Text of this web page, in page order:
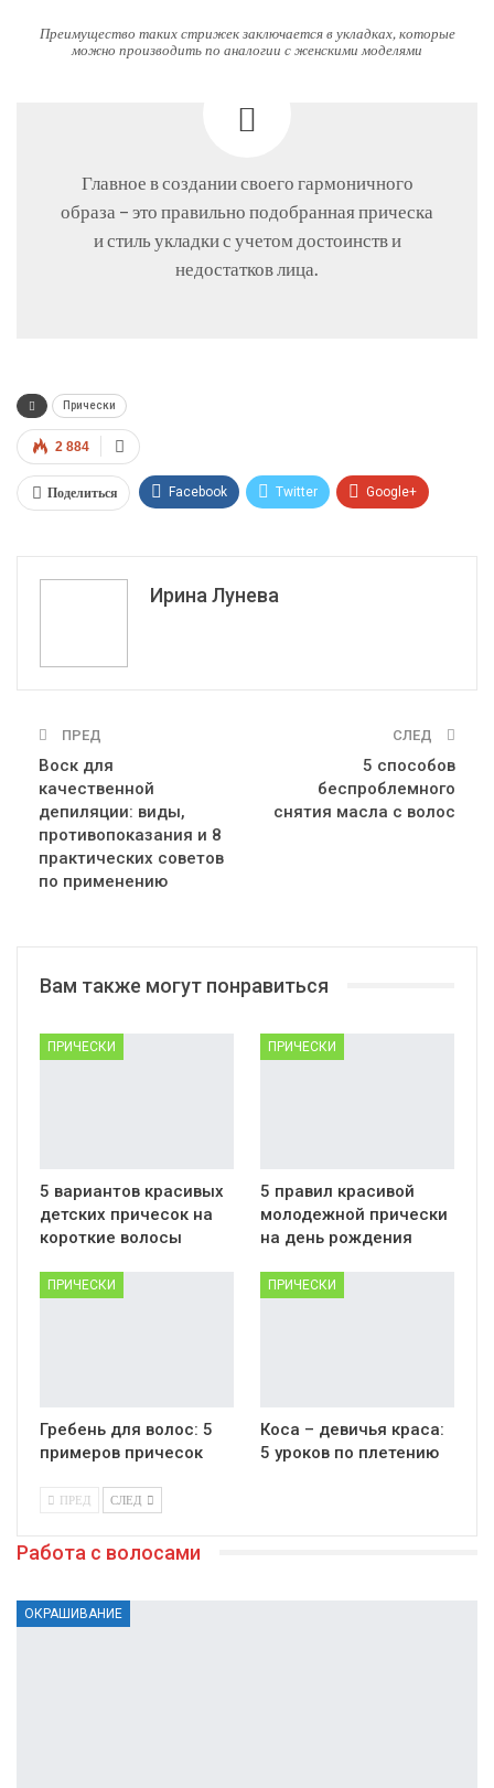
Преимущество таких стрижек заключается в укладках, которые
можно производить по аналогии с женскими моделями
Главное в создании своего гармоничного
образа – это правильно подобранная прическа
и стиль укладки с учетом достоинств и
недостатков лица.
Прически
2 884
Поделиться Facebook Twitter Google+
Ирина Лунева
ПРЕД
Воск для
качественной
депиляции: виды,
противопоказания и 8
практических советов
по применению
СЛЕД
5 способов
беспроблемного
снятия масла с волос
Вам также могут понравиться
ПРИЧЕСКИ
5 вариантов красивых
детских причесок на
короткие волосы
ПРИЧЕСКИ
5 правил красивой
молодежной прически
на день рождения
ПРИЧЕСКИ
Гребень для волос: 5
примеров причесок
ПРИЧЕСКИ
Коса – девичья краса:
5 уроков по плетению
ПРЕД СЛЕД
Работа с волосами
ОКРАШИВАНИЕ